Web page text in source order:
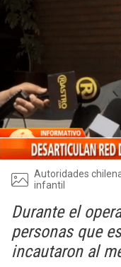
Autoridades
infantil
Durante el
personas que
incautaron al